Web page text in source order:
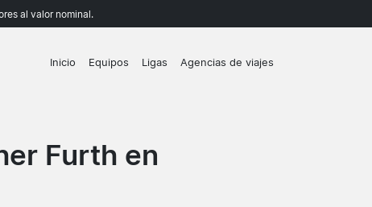
al valor nominal.
Inicio Equipos Ligas Agencias de viajes
Furth en